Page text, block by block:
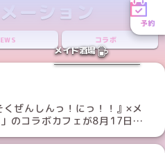
予約
メイド酒場
ーション
コラボ
ぜんしんっ！にっ！！』×メ
のコラボカフェが8月17日